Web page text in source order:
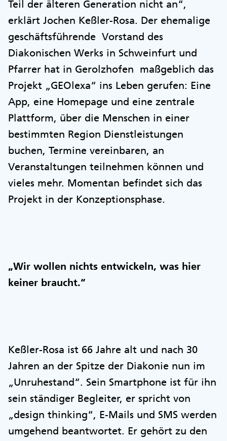
Teil der älteren Generation nicht an“,
erklärt Jochen Keßler-Rosa. Der ehemalige
geschäftsführende Vorstand des
Diakonischen Werks in Schweinfurt und
Pfarrer hat in Gerolzhofen maßgeblich das
Projekt „GEOlexa“ ins Leben gerufen: Eine
App, eine Homepage und eine zentrale
Plattform, über die Menschen in einer
bestimmten Region Dienstleistungen
buchen, Termine vereinbaren, an
Veranstaltungen teilnehmen können und
vieles mehr. Momentan befindet sich das
Projekt in der Konzeptionsphase.
„Wir wollen nichts entwickeln, was hier
keiner braucht.“
Keßler-Rosa ist 66 Jahre alt und nach 30
Jahren an der Spitze der Diakonie nun im
„Unruhestand“. Sein Smartphone ist für ihn
sein ständiger Begleiter, er spricht von
„design thinking“, E-Mails und SMS werden
umgehend beantwortet. Er gehört zu den